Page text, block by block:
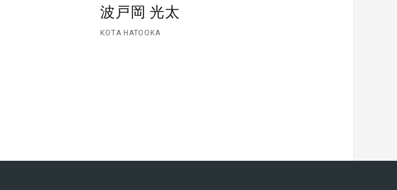
波戸岡 光太
KOTA HATOOKA